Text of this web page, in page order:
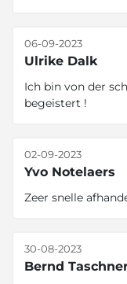
Ulrike Dalk
06-09-2023
Ich bin von der
begeistert !
Yvo Notelaers
02-09-2023
Zeer snelle
Bernd
30-08-2023